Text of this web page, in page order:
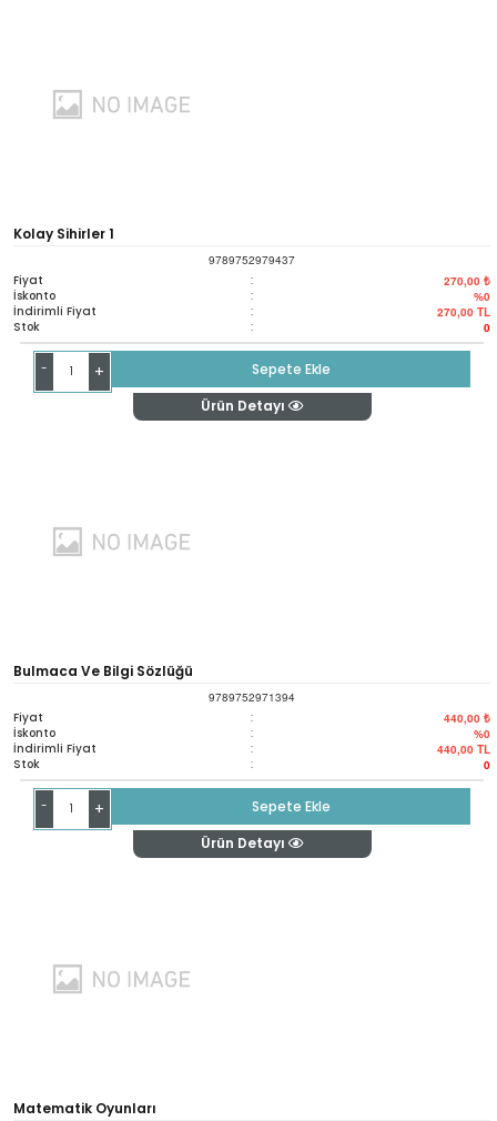
Kolay Sihirler 1
9789752979437
Fiyat : 270,00 ₺
İskonto : %0
İndirimli Fiyat : 270,00 TL
Stok : 0
- +
Sepete Ekle
Ürün Detayı
Bulmaca Ve Bilgi Sözlüğü
9789752971394
Fiyat : 440,00 ₺
İskonto : %0
İndirimli Fiyat : 440,00 TL
Stok : 0
- +
Sepete Ekle
Ürün Detayı
Matematik Oyunları